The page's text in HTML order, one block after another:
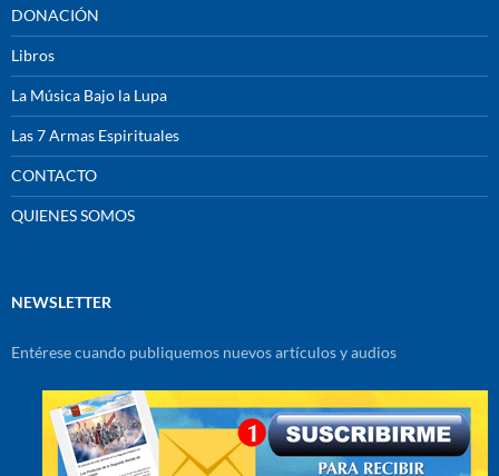
DONACIÓN
Libros
La Música Bajo la Lupa
Las 7 Armas Espirituales
CONTACTO
QUIENES SOMOS
NEWSLETTER
Entérese cuando publiquemos nuevos artículos y audios